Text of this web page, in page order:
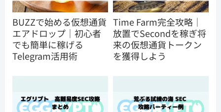
BUZZで始める仮想通貨
エアドロップ｜初心者
でも簡単に稼げる
Telegram活用術
Time Farm完全攻略｜
放置でSecondを稼ぎ将
来の仮想通貨トークン
を獲得しよう